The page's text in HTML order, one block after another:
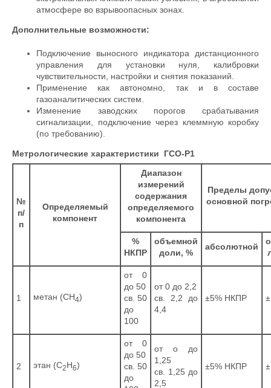
атмосфере во взрывоопасных зонах.
Дополнительные возможности:
Подключение выносного индикатора дистанционного
управления для установки нуля, калибровки
чувствительности, настройки и снятия показаний.
Применение как автономно, так и в составе
газоаналитических систем.
Изменение заводских порогов срабатывания
сигнализации, подключение через клеммную коробку
(по требованию).
Метрологические характеристики ГСО-Р1
№
п/
п
Определяемый
компонент
Диапазон
измерений
содержания
определяемого
компонента
Пределы
основной
%
НКПР
объемной
доли, %
абсолютной
1 метан (СН4)
от 0
до 50
св. 50
до
100
от 0 до 2,2
св. 2,2 до
4,4
±5% НКПР
2 этан (С2Н6)
от 0
до 50
св. 50
до
от о до
1,25
св. 1,25 до
2,5
±5% НКПР